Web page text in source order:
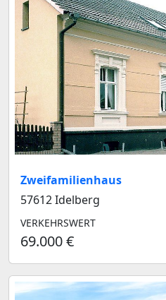
Zweifamilienhaus
57612 Idelberg
VERKEHRSWERT
69.000 €